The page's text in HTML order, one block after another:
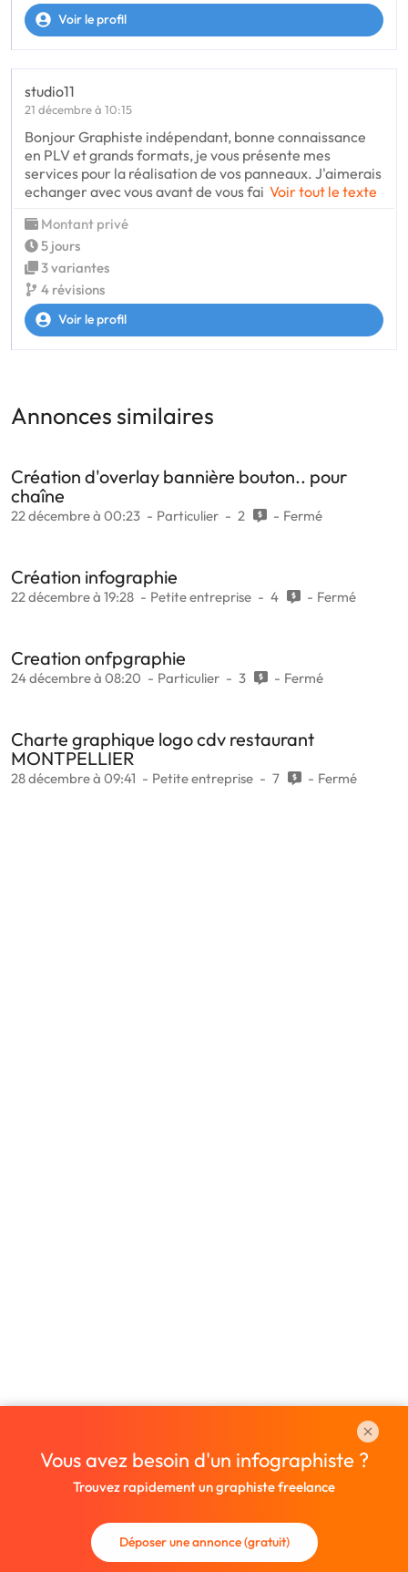
Voir le profil
studio11
21 décembre à 10:15
Bonjour Graphiste indépendant, bonne connaissance
en PLV et grands formats, je vous présente mes
services pour la réalisation de vos panneaux. J'aimerais
echanger avec vous avant de vous fai Voir tout le texte
Montant privé
5 jours
3 variantes
4 révisions
Voir le profil
Annonces similaires
Création d'overlay bannière bouton.. pour
chaîne
22 décembre à 00:23 Particulier 2 Fermé
Création infographie
22 décembre à 19:28 Petite entreprise 4 Fermé
Creation onfpgraphie
24 décembre à 08:20 Particulier 3 Fermé
Charte graphique logo cdv restaurant
MONTPELLIER
28 décembre à 09:41 Petite entreprise 7 Fermé
Vous avez besoin d'un infographiste ?
Trouvez rapidement un graphiste freelance
Déposer une annonce (gratuit)